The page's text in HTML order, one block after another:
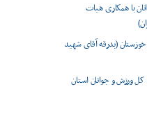
با همکاری هیات
(بدرقه آقای شهید
ورزش و جوانان استان